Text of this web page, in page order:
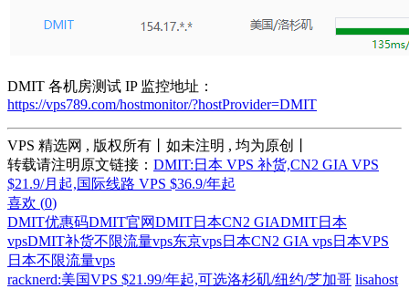
DMIT 各机房测试 IP 监控地址：
https://vps789.com/hostmonitor/?hostProvider=DMIT
VPS 精选网 , 版权所有丨如未注明 , 均为原创丨
转载请注明原文链接： DMIT:日本 VPS 补货,CN2 GIA VPS
$21.9/月起,国际线路 VPS $36.9/年起
喜欢 (0)
DMIT优惠码DMIT官网DMIT日本CN2 GIADMIT日本
vpsDMIT补货不限流量vps东京vps日本CN2 GIA vps日本VPS
日本不限流量vps
racknerd:美国VPS $21.99/年起,可选洛杉矶/纽约/芝加哥 lisahost